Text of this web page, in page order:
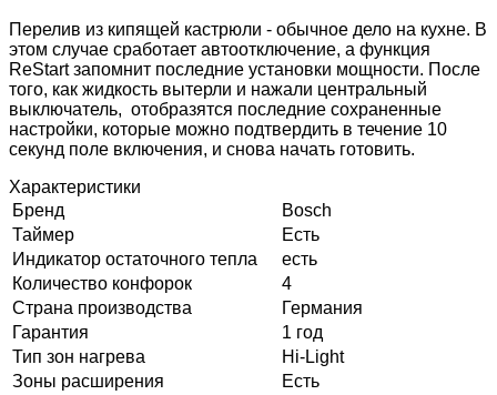
Перелив из кипящей кастрюли - обычное дело на кухне. В
этом случае сработает автоотключение, а функция
ReStart запомнит последние установки мощности. После
того, как жидкость вытерли и нажали центральный
выключатель, отобразятся последние сохраненные
настройки, которые можно подтвердить в течение 10
секунд поле включения, и снова начать готовить.
Характеристики
Бренд
Bosch
Таймер
Есть
Индикатор остаточного тепла
есть
Количество конфорок
4
Страна производства
Германия
Гарантия
1 год
Тип зон нагрева
Hi-Light
Зоны расширения
Есть